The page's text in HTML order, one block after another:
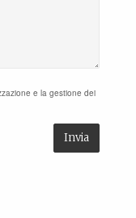
e la gestione dei